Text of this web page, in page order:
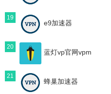
19
e9加速器
20
蓝灯vp官网vpm
21
蜂巢加速器